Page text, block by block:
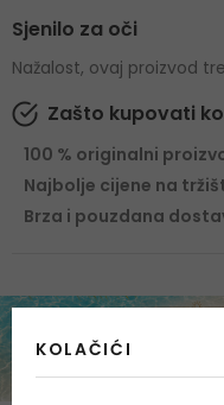
Sjenilo za oči
Nažalost, ovaj proizvod
Zašto kupovati
100 % originalni
Najbolje cijene na
Brza i pouzdana
KOLAČIĆI